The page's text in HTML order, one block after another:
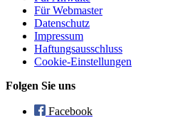
Für Webmaster
Datenschutz
Impressum
Haftungsausschluss
Cookie-Einstellungen
Folgen Sie uns
Facebook